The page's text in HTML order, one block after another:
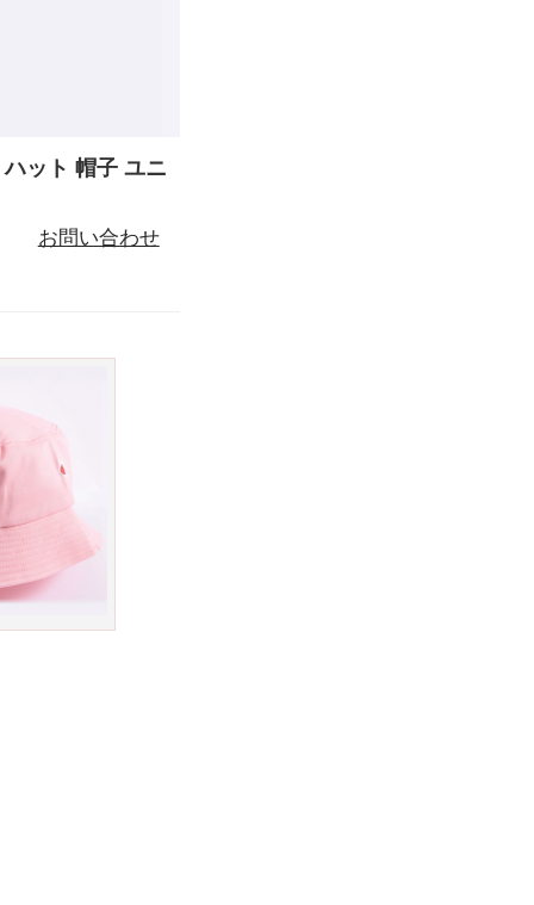
ット 帽子 ユニ
お問い合わせ